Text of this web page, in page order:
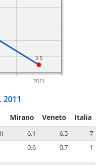
2011
3.5
2011
Mirano Veneto Italia
6.1 6.5
7
0.6 0.7 1